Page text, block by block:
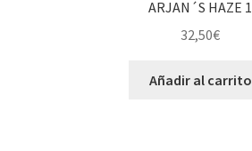
ARJAN´S HAZE 1
32,50€
Añadir al carrito